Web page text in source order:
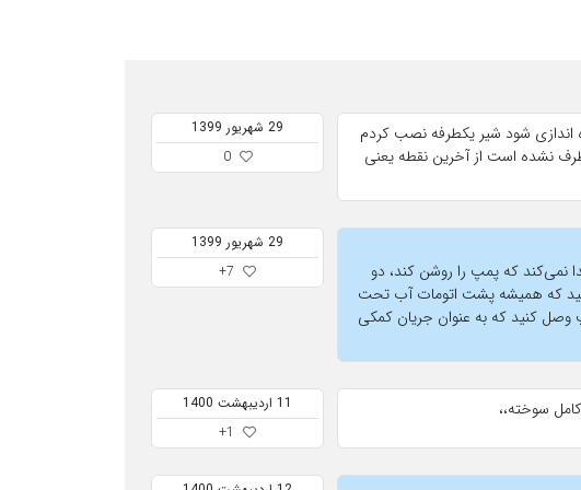
اندازی شود شیر یکطرفه نصب کردم
مشکل برطرف نشده است از آخرین نقطه یعنی
29 شهریور 1399
0
نمی‌کند که پمپ را روشن کند، دو
و پمپ یک تکه لوله ۳۰ سانتی قرار دهید که همیشه پشت اتومات آب تحت
وصل کنید که به عنوان جریان کمکی
29 شهریور 1399
+7
سوخته،،
11 ارديبهشت 1400
+1